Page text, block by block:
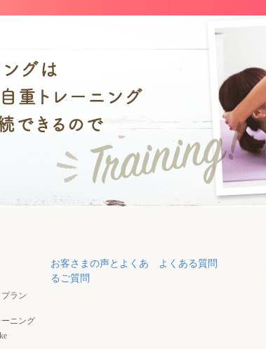
ラン
ニング
お客さまの声とよくあ
るご質問
よくある質問